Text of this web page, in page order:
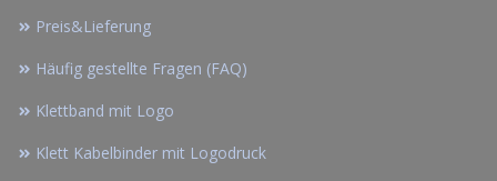
Preis&Lieferung
Häufig gestellte Fragen (FAQ)
Klettband mit Logo
Klett Kabelbinder mit Logodruck